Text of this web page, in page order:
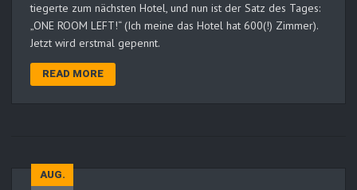
tiegerte zum nächsten Hotel, und nun ist der Satz des Tages:
„ONE ROOM LEFT!“ (Ich meine das Hotel hat 600(!) Zimmer).
Jetzt wird erstmal gepennt.
READ MORE
AUG.